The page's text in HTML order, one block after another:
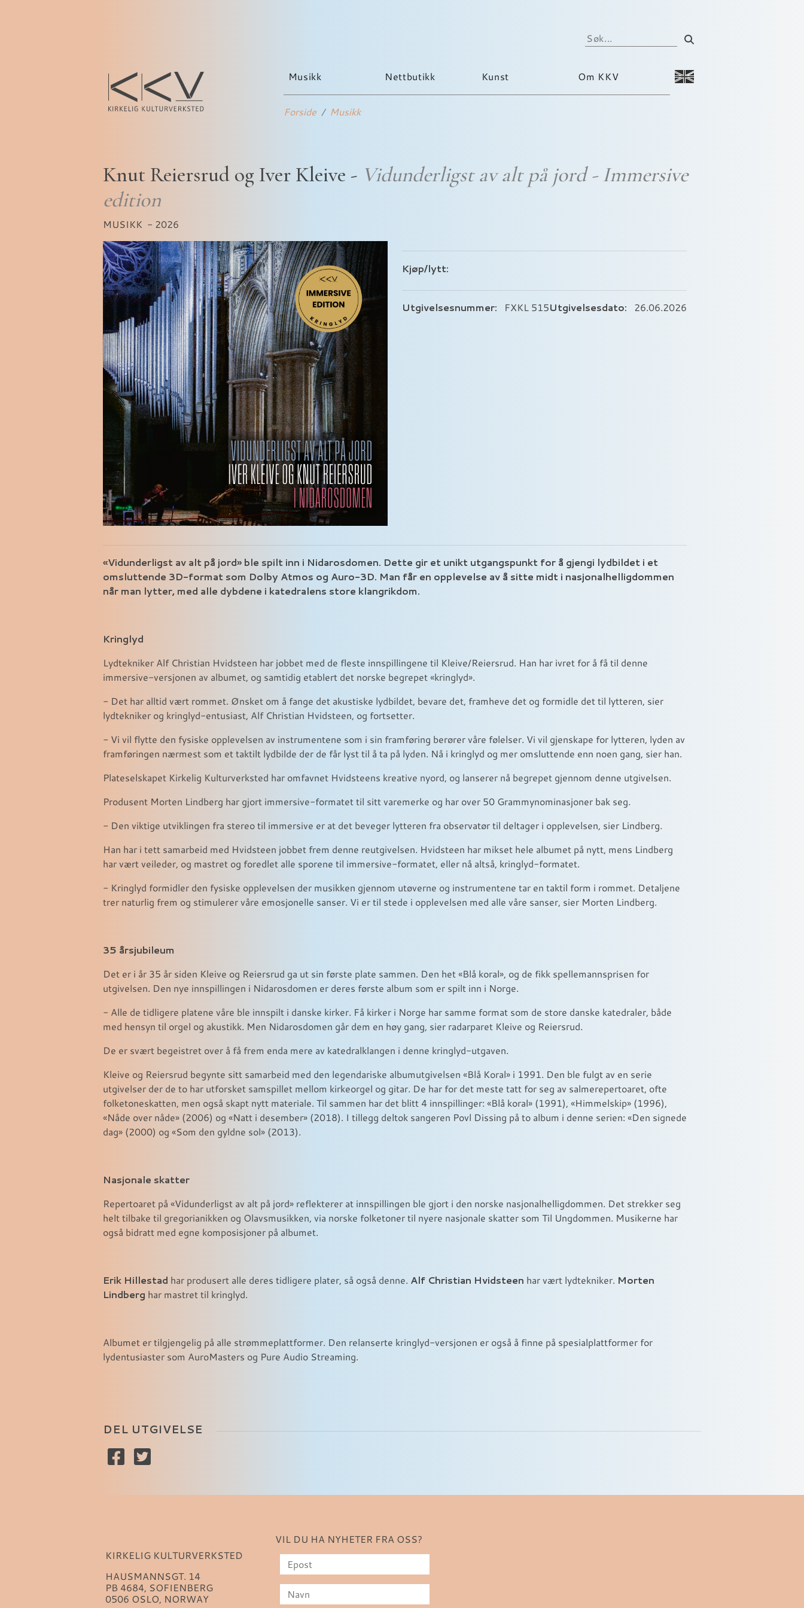
Musikk Nettbutikk Kunst Om KKV
Forside Musikk
Knut Reiersrud og Iver Kleive - Vidunderligst av alt på jord - Immersive
edition
MUSIKK - 2026
Kjøp/lytt:
Utgivelsesnummer: FXKL 515Utgivelsesdato: 26.06.2026
«Vidunderligst av alt på jord» ble spilt inn i Nidarosdomen. Dette gir et unikt utgangspunkt for å gjengi lydbildet i et
omsluttende 3D-format som Dolby Atmos og Auro-3D. Man får en opplevelse av å sitte midt i nasjonalhelligdommen
når man lytter, med alle dybdene i katedralens store klangrikdom.
Kringlyd
Lydtekniker Alf Christian Hvidsteen har jobbet med de fleste innspillingene til Kleive/Reiersrud. Han har ivret for å få til denne
immersive-versjonen av albumet, og samtidig etablert det norske begrepet «kringlyd».
- Det har alltid vært rommet. Ønsket om å fange det akustiske lydbildet, bevare det, framheve det og formidle det til lytteren, sier
lydtekniker og kringlyd-entusiast, Alf Christian Hvidsteen, og fortsetter.
- Vi vil flytte den fysiske opplevelsen av instrumentene som i sin framføring berører våre følelser. Vi vil gjenskape for lytteren, lyden av
framføringen nærmest som et taktilt lydbilde der de får lyst til å ta på lyden. Nå i kringlyd og mer omsluttende enn noen gang, sier han.
Plateselskapet Kirkelig Kulturverksted har omfavnet Hvidsteens kreative nyord, og lanserer nå begrepet gjennom denne utgivelsen.
Produsent Morten Lindberg har gjort immersive-formatet til sitt varemerke og har over 50 Grammynominasjoner bak seg.
- Den viktige utviklingen fra stereo til immersive er at det beveger lytteren fra observatør til deltager i opplevelsen, sier Lindberg.
Han har i tett samarbeid med Hvidsteen jobbet frem denne reutgivelsen. Hvidsteen har mikset hele albumet på nytt, mens Lindberg
har vært veileder, og mastret og foredlet alle sporene til immersive-formatet, eller nå altså, kringlyd-formatet.
- Kringlyd formidler den fysiske opplevelsen der musikken gjennom utøverne og instrumentene tar en taktil form i rommet. Detaljene
trer naturlig frem og stimulerer våre emosjonelle sanser. Vi er til stede i opplevelsen med alle våre sanser, sier Morten Lindberg.
35 årsjubileum
Det er i år 35 år siden Kleive og Reiersrud ga ut sin første plate sammen. Den het «Blå koral», og de fikk spellemannsprisen for
utgivelsen. Den nye innspillingen i Nidarosdomen er deres første album som er spilt inn i Norge.
- Alle de tidligere platene våre ble innspilt i danske kirker. Få kirker i Norge har samme format som de store danske katedraler, både
med hensyn til orgel og akustikk. Men Nidarosdomen går dem en høy gang, sier radarparet Kleive og Reiersrud.
De er svært begeistret over å få frem enda mere av katedralklangen i denne kringlyd-utgaven.
Kleive og Reiersrud begynte sitt samarbeid med den legendariske albumutgivelsen «Blå Koral» i 1991. Den ble fulgt av en serie
utgivelser der de to har utforsket samspillet mellom kirkeorgel og gitar. De har for det meste tatt for seg av salmerepertoaret, ofte
folketoneskatten, men også skapt nytt materiale. Til sammen har det blitt 4 innspillinger: «Blå koral» (1991), «Himmelskip» (1996),
«Nåde over nåde» (2006) og «Natt i desember» (2018). I tillegg deltok sangeren Povl Dissing på to album i denne serien: «Den signede
dag» (2000) og «Som den gyldne sol» (2013).
Nasjonale skatter
Repertoaret på «Vidunderligst av alt på jord» reflekterer at innspillingen ble gjort i den norske nasjonalhelligdommen. Det strekker seg
helt tilbake til gregorianikken og Olavsmusikken, via norske folketoner til nyere nasjonale skatter som Til Ungdommen. Musikerne har
også bidratt med egne komposisjoner på albumet.
Erik Hillestad har produsert alle deres tidligere plater, så også denne. Alf Christian Hvidsteen har vært lydtekniker. Morten
Lindberg har mastret til kringlyd.
Albumet er tilgjengelig på alle strømmeplattformer. Den relanserte kringlyd-versjonen er også å finne på spesialplattformer for
lydentusiaster som AuroMasters og Pure Audio Streaming.
DEL UTGIVELSE
KIRKELIG KULTURVERKSTED
HAUSMANNSGT. 14
PB 4684, SOFIENBERG
0506 OSLO, NORWAY
VIL DU HA NYHETER FRA OSS?